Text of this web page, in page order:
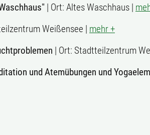
| Ort: Altes Waschhaus |
Weißensee | mehr +
| Ort: Stadtteilzentrum
und Atemübungen und